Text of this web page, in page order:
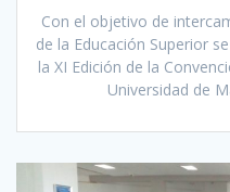
Con el objetivo de
de la Educación Superior
la XI Edición de la
Universidad de